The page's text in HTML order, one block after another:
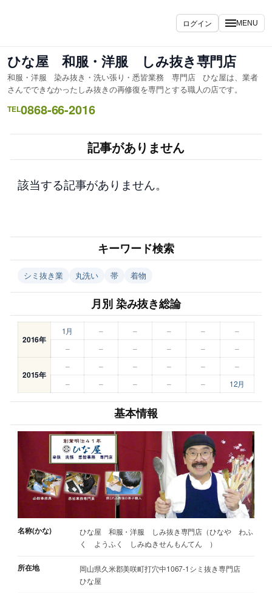
キ
ッ
プ
ログイン MENU
ひな屋 和服・洋服 しみ抜き専門店
和服・洋服 染み抜き・洗い張り・悉皆業務 専門店 ひな屋は、業者
さんでできなかったしみ抜きの再修復を専門とする職人の店です。
TEL0868-66-2016
記事がありません
該当する記事がありません。
キーワード検索
シミ抜き業 丸洗い 帯 着物
月別 染み抜き総論
2016年
1月 – – – –
–
–
– – – – –
2015年
– – – – –
–
–
– – – – 12月
基本情報
名称(かな)
ひな屋 和服・洋服 しみ抜き専門店（ひなや わふ
く ようふく しみぬきせんもんてん ）
所在地
岡山県久米郡美咲町打穴中1067-1シミ抜き専門店
ひな屋